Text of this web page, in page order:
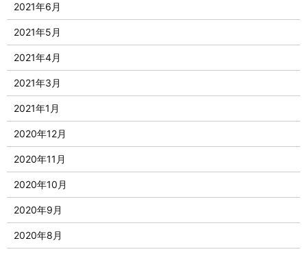
2021年6月
2021年5月
2021年4月
2021年3月
2021年1月
2020年12月
2020年11月
2020年10月
2020年9月
2020年8月